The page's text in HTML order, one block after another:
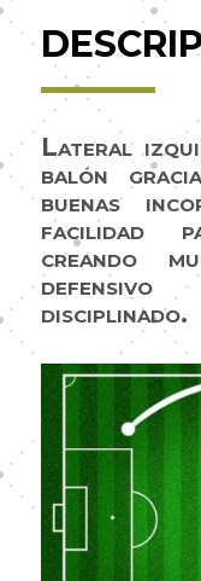
Lateral
balón
buenas
facilidad
creando
disciplinado.